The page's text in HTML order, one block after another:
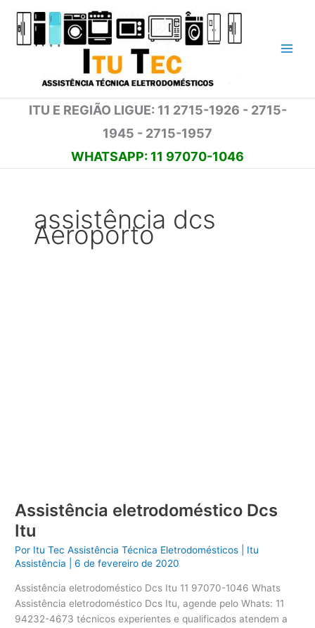
para
ITU E REGIÃO LIGUE: 11 2715-1926 - 2715-
1945 - 2715-1957
WHATSAPP: 11 97070-1046
assistência dcs
Aeroporto
Assistência eletrodoméstico Dcs
Itu
Por Itu Tec Assistência Técnica Eletrodomésticos
Itu
Assistência |6 de fevereiro de 2020
Assistência eletrodoméstico Dcs Itu 11 97070-1046 Whats
Assistência eletrodoméstico Dcs Itu, agende pelo Whats: 11
94232-4673 técnicos experientes e qualificados atendem a